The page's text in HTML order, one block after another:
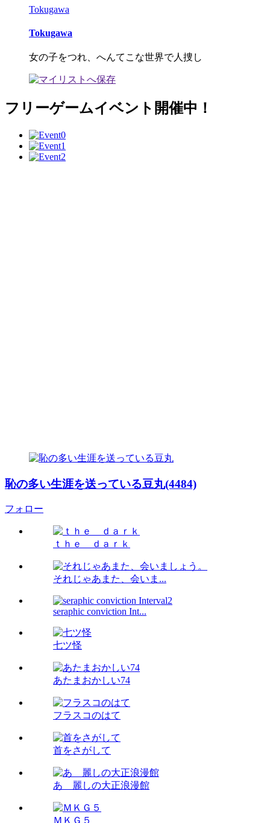
Tokugawa
Tokugawa
女の子をつれ、へんてこな世界で人捜し
フリーゲームイベント開催中！
恥の多い生涯を送っている豆丸(4484)
フォロー
ｔｈｅ ｄａｒｋ
それじゃあまた、会いま...
seraphic conviction Int...
七ツ怪
あたまおかしい74
フラスコのはて
首をさがして
あゝ麗しの大正浪漫館
ＭＫＧ５